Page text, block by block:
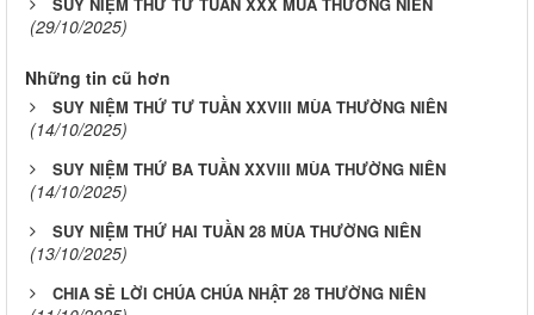
(29/10/2025)
Những tin cũ hơn
SUY NIỆM THỨ TƯ TUẦN XXVIII MÙA THƯỜNG NIÊN
(14/10/2025)
SUY NIỆM THỨ BA TUẦN XXVIII MÙA THƯỜNG NIÊN
(14/10/2025)
SUY NIỆM THỨ HAI TUẦN 28 MÙA THƯỜNG NIÊN
(13/10/2025)
CHIA SẺ LỜI CHÚA CHÚA NHẬT 28 THƯỜNG NIÊN